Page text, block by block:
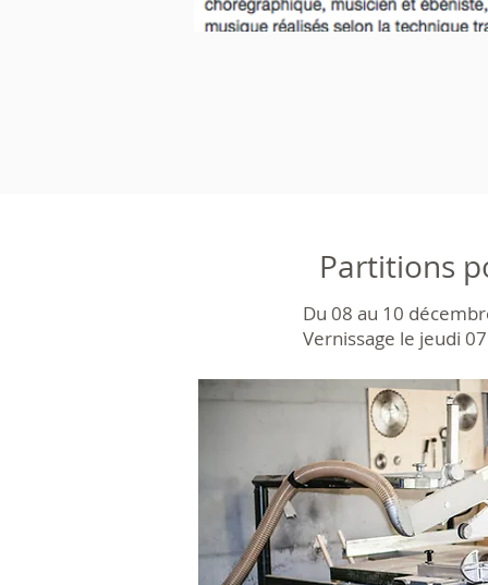
Partitions
Du 08 au 10
Vernissage le jeudi